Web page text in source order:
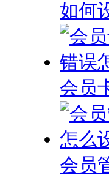
如何
会员
会员